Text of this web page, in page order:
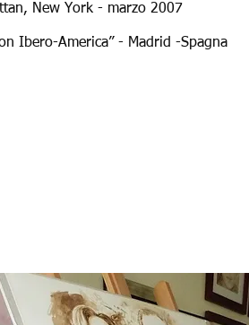
New York - marzo 2007
Ibero-America” - Madrid -Spagna